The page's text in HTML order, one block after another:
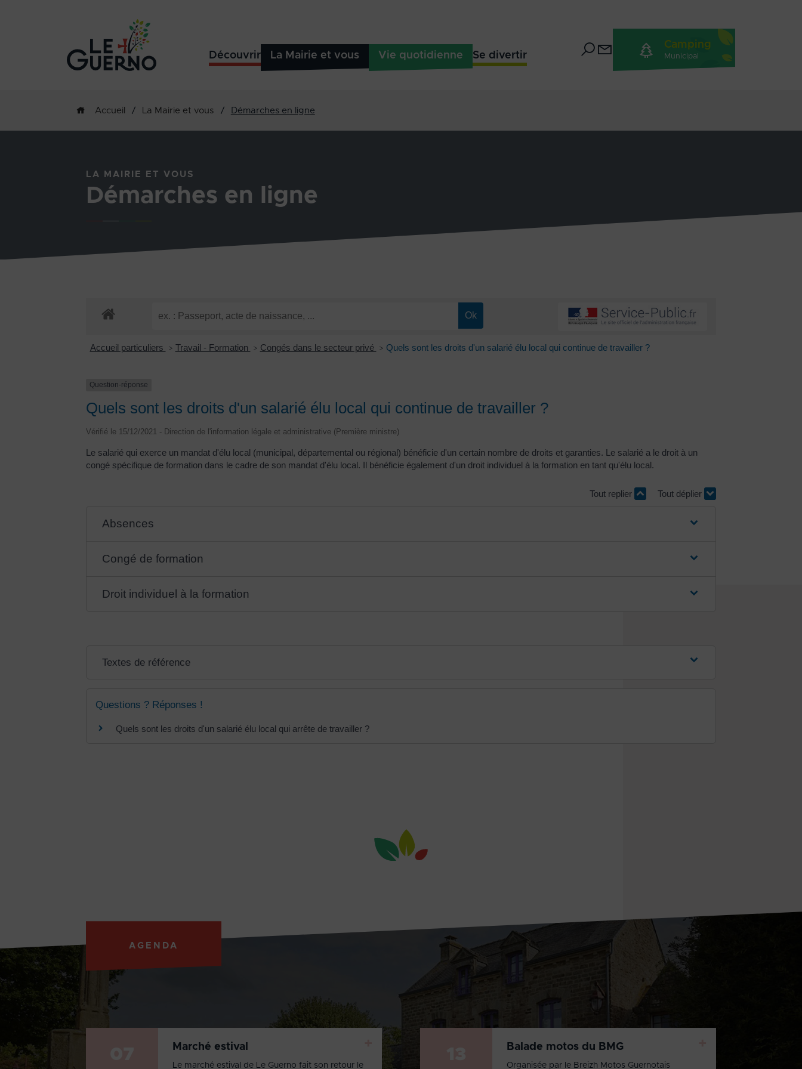
Découvrir La Mairie et vous Vie quotidienne Se divertir
Camping
Municipal
Accueil / La Mairie et vous / Démarches en ligne
LA MAIRIE ET VOUS
Démarches en ligne
Accueil particuliers > Travail - Formation > Congés dans le secteur privé > Quels sont les droits d'un salarié élu local qui continue de travailler ?
Question-réponse
Quels sont les droits d'un salarié élu local qui continue de travailler ?
Vérifié le 15/12/2021 - Direction de l'information légale et administrative (Première ministre)
Le salarié qui exerce un mandat d'élu local (municipal, départemental ou régional) bénéficie d'un certain nombre de droits et garanties. Le salarié a le droit à un
congé spécifique de formation dans le cadre de son mandat d'élu local. Il bénéficie également d'un droit individuel à la formation en tant qu'élu local.
Tout replier Tout déplier
Absences
Congé de formation
Droit individuel à la formation
Textes de référence
Questions ? Réponses !
Quels sont les droits d'un salarié élu local qui arrête de travailler ?
AGENDA
Marché estival
Le marché estival de Le Guerno fait son retour le
Balade motos du BMG
Organisée par le Breizh Motos Guernotais